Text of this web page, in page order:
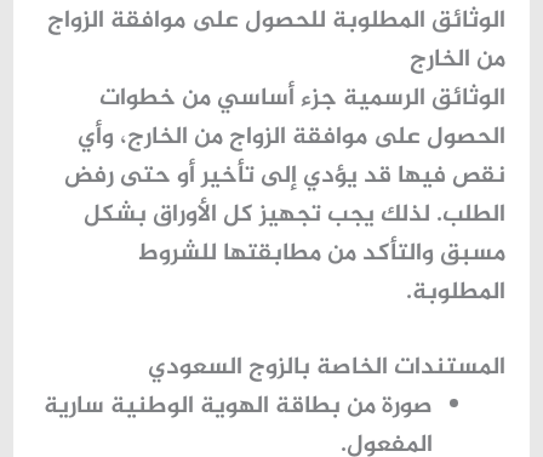
الوثائق المطلوبة للحصول على موافقة الزواج
من الخارج
الوثائق الرسمية جزء أساسي من خطوات
الحصول على موافقة الزواج من الخارج، وأي
نقص فيها قد يؤدي إلى تأخير أو حتى رفض
الطلب. لذلك يجب تجهيز كل الأوراق بشكل
مسبق والتأكد من مطابقتها للشروط
المطلوبة.
المستندات الخاصة بالزوج السعودي
صورة من بطاقة الهوية الوطنية سارية
المفعول.